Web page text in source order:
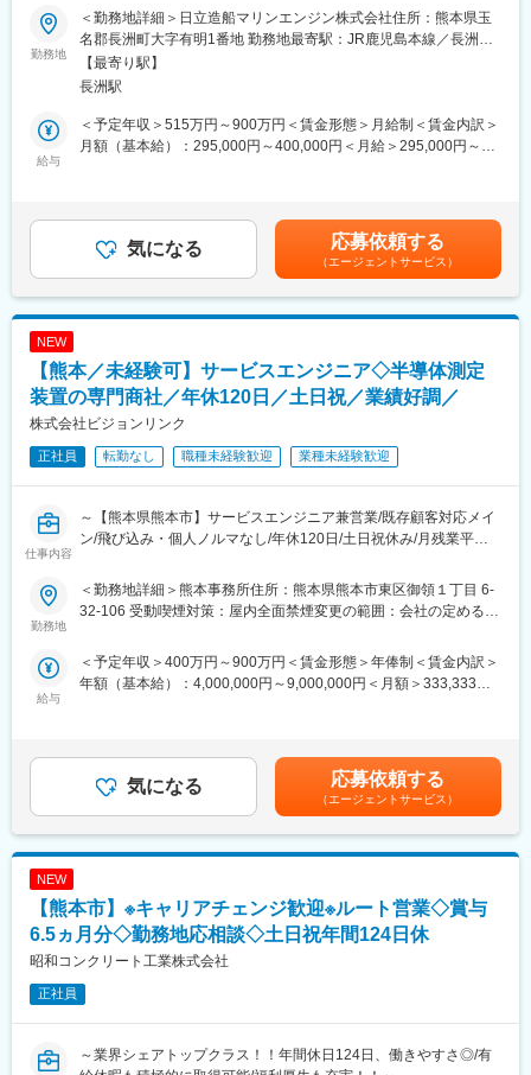
■本ポジションの特徴：
・当社は施工～物件管理や売買等を一貫して行っているため、無
理ない工期設定が可能です。
そのため1日1現場担当いただくなど、残業時間削減に向けて取り
変更の範囲：会社の定める業務
め、国内造船所最大手である今治造船株式会社とタッグを組み設
立された日立造船マリンエンジン株式会社にて、船舶業界の低・
脱炭素社会を実現するための主機関設計を担います。
■入社後の具体的な仕事内容：
世界を代表する大型船舶用ディーゼルエンジンのメーカーである
当社の設計担当として、以下のいずれかの業務を担当していただ
・総括業務
→詳細設計で設計された各種部品の予備品および要具のリスト作
成、完成図書作成、取扱説明書作成、設計関連の船級申請等の業
シリンダライナ・カバー・排気弁他、燃焼室構成部品の詳細設
計、配管・グレーチング・掃気管・排気管の詳細設計、
MPC,MPC-10・リモコン・空気式操縦装置他、制御機器の詳細設
※CADは下記のソフトを使用いたします。（多くは3D CADを使用
3D CAD：NXまたはiCAD
日立造船マリンエンジン株式会社 設計部：40名（派遣社員含
む）
■出張の有無：
※造船所（客先）、部品メーカー、試運転立会いによる出張があり
ます。
※海外出張（ライセンサー訪問）は年0～1回程度の頻度です。
ことができます。
■入社後のキャリアパス：ご本人の能力や適正に合わせて決定予定
勤務地
＜勤務地詳細＞日立造船マリンエンジン株式会社住所：熊本県玉
名郡長洲町大字有明1番地 勤務地最寄駅：JR鹿児島本線／長洲駅
受動喫煙対策：屋内全面禁煙
【最寄り駅】
長洲駅
給与
＜予定年収＞515万円～900万円＜賃金形態＞月給制＜賃金内訳＞
月額（基本給）：295,000円～400,000円＜月給＞295,000円～
は選考を通じて上下する可能性があります。月給(月額)は固定手当
を含みます。※管理職での採用の場合、予定年収９００万円～賃金
はあくまでも目安の金額であり、選考を通じて上下する可能性が
あります。月給(月額)は固定手当を含めた表記です。
気になる 応募依頼する
（エージェントサービス）
NEW
【熊本／未経験可】サービスエンジニア◇半導体測定
装置の専門商社／年休120日／土日祝／業績好調／
株式会社ビジョンリンク
正社員 転勤なし 職種未経験歓迎 業種未経験歓迎
仕事内容
～【熊本県熊本市】サービスエンジニア兼営業/既存顧客対応メイ
ン/飛び込み・個人ノルマなし/年休120日/土日祝休み/月残業平均
☆当社の強み：電子材料の“Total Solution”!!
業です。
単なる製品販売にとどまらず、「原料調達～製品開発～供給体制
■業務内容：
電子部品や半導体の解析調査および薬剤濃度測定装置の販売など
を行う当社にて、サービスエンジニア兼営業をお任せいたしま
す。
■詳細：
・新規装置のインストレーション
・上記の運用及び維持、管理
・状況の報告
・既存顧客フォロー
・既存顧客からのご紹介に伴う新規顧客対応 など
■入社後：
勤務地
＜勤務地詳細＞熊本事務所住所：熊本県熊本市東区御領１丁目 6-
32-106 受動喫煙対策：屋内全面禁煙変更の範囲：会社の定める事
給与
＜予定年収＞400万円～900万円＜賃金形態＞年俸制＜賃金内訳＞
年額（基本給）：4,000,000円～9,000,000円＜月額＞333,333円
気になる 応募依頼する
（エージェントサービス）
NEW
【熊本市】※キャリアチェンジ歓迎※ルート営業◇賞与
6.5ヵ月分◇勤務地応相談◇土日祝年間124日休
昭和コンクリート工業株式会社
正社員
～業界シェアトップクラス！！年間休日124日、働きやすさ◎/有